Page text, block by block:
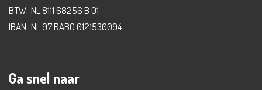
BTW: NL 8111 68256 B 01
IBAN: NL 97 RABO 0121530094
Ga snel naar